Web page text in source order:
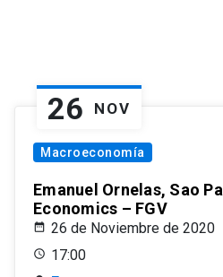
26 NOV
Macroeconomía
Emanuel Ornelas, Sao
Economics – FGV
26 de Noviembre de 2020
17:00